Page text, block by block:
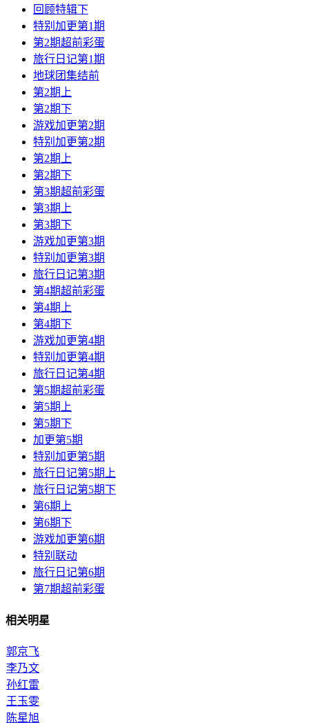
回顾特辑下
特别加更第1期
第2期超前彩蛋
旅行日记第1期
地球团集结前
第2期上
第2期下
游戏加更第2期
特别加更第2期
第2期上
第2期下
第3期超前彩蛋
第3期上
第3期下
游戏加更第3期
特别加更第3期
旅行日记第3期
第4期超前彩蛋
第4期上
第4期下
游戏加更第4期
特别加更第4期
旅行日记第4期
第5期超前彩蛋
第5期上
第5期下
加更第5期
特别加更第5期
旅行日记第5期上
旅行日记第5期下
第6期上
第6期下
游戏加更第6期
特别联动
旅行日记第6期
第7期超前彩蛋
相关明星
郭京飞
李乃文
孙红雷
王玉雯
陈星旭